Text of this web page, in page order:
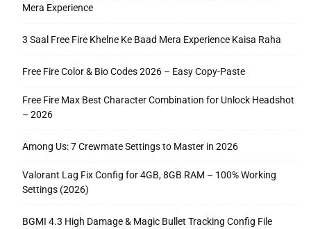
Mera Experience
3 Saal Free Fire Khelne Ke Baad Mera Experience Kaisa Raha
Free Fire Color & Bio Codes 2026 – Easy Copy-Paste
Free Fire Max Best Character Combination for Unlock Headshot
– 2026
Among Us: 7 Crewmate Settings to Master in 2026
Valorant Lag Fix Config for 4GB, 8GB RAM – 100% Working
Settings (2026)
BGMI 4.3 High Damage & Magic Bullet Tracking Config File